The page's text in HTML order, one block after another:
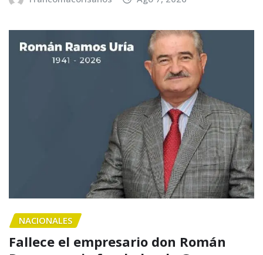
NACIONALES
Fallece el empresario don Román